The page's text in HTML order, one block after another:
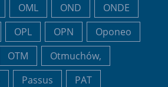
OML OND
ONDE
OPL OPN
Oponeo
OTM
Otmuchów,
Passus
PAT